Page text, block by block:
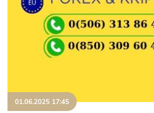
01.06.2025 17:45